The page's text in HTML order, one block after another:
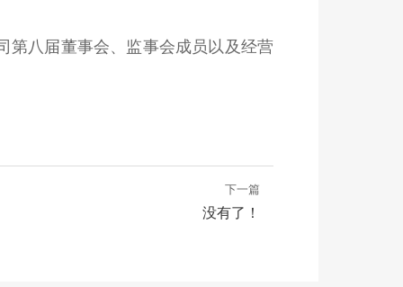
第八届董事会、监事会成员以及经营
下一篇
没有了！